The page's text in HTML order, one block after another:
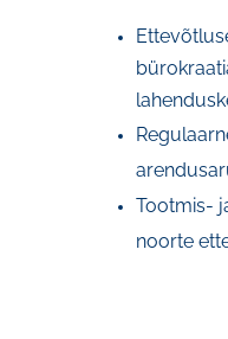
Tootmis-
noorte